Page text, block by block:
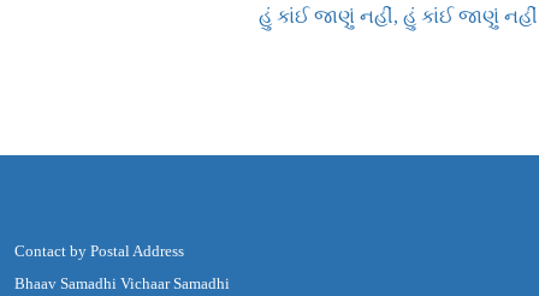
હું કાંઈ જાણું નહીં, હું કાંઈ જાણું નહીં
Contact by Postal Address
Bhaav Samadhi Vichaar Samadhi